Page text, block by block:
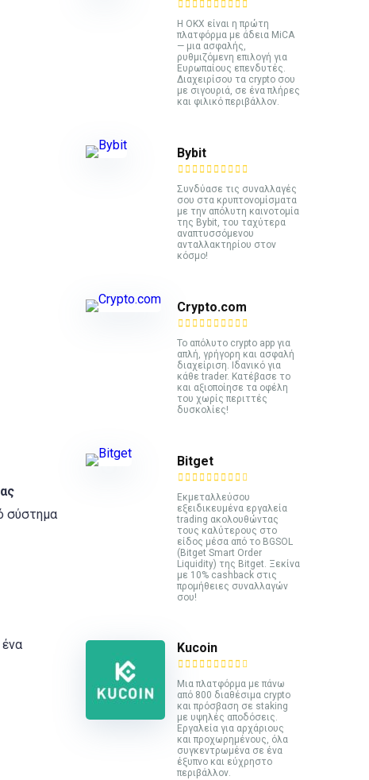
σύστημα
Η OKX είναι η πρώτη
πλατφόρμα με άδεια MiCA
— μια ασφαλής,
ρυθμιζόμενη επιλογή για
Ευρωπαίους επενδυτές.
Διαχειρίσου τα crypto σου
με σιγουριά, σε ένα πλήρες
και φιλικό περιβάλλον.
Bybit
Συνδύασε τις συναλλαγές
σου στα κρυπτονομίσματα
με την απόλυτη καινοτομία
της Bybit, του ταχύτερα
αναπτυσσόμενου
ανταλλακτηρίου στον
κόσμο!
Crypto.com
Το απόλυτο crypto app για
απλή, γρήγορη και ασφαλή
διαχείριση. Ιδανικό για
κάθε trader. Κατέβασε το
και αξιοποίησε τα οφέλη
του χωρίς περιττές
δυσκολίες!
Bitget
Εκμεταλλεύσου
εξειδικευμένα εργαλεία
trading ακολουθώντας
τους καλύτερους στο
είδος μέσα από το BGSOL
(Bitget Smart Order
Liquidity) της Bitget. Ξεκίνα
με 10% cashback στις
προμήθειες συναλλαγών
σου!
Kucoin
Mια πλατφόρμα με πάνω
από 800 διαθέσιμα crypto
και πρόσβαση σε staking
με υψηλές αποδόσεις.
Εργαλεία για αρχάριους
και προχωρημένους, όλα
συγκεντρωμένα σε ένα
έξυπνο και εύχρηστο
περιβάλλον.